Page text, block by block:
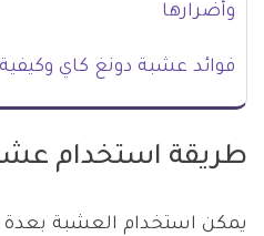
وأضرارها
فوائد عشبة دونغ كاي
طريقة استخدام
يمكن استخدام العشبة